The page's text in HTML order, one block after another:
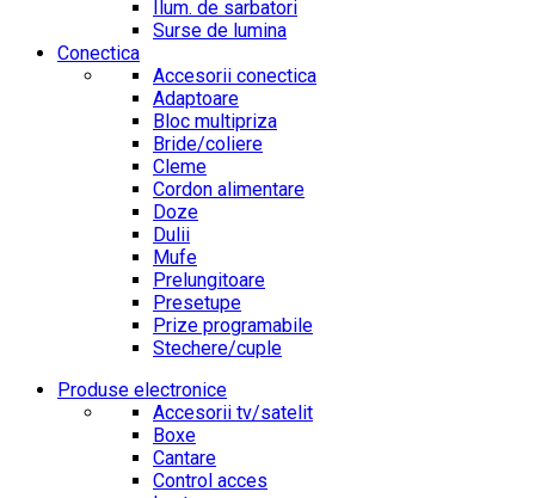
Ilum. de sarbatori
Surse de lumina
Conectica
Accesorii conectica
Adaptoare
Bloc multipriza
Bride/coliere
Cleme
Cordon alimentare
Doze
Dulii
Mufe
Prelungitoare
Presetupe
Prize programabile
Stechere/cuple
Produse electronice
Accesorii tv/satelit
Boxe
Cantare
Control acces